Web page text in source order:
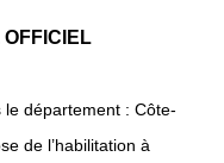
département : Côte-
de l’habilitation à